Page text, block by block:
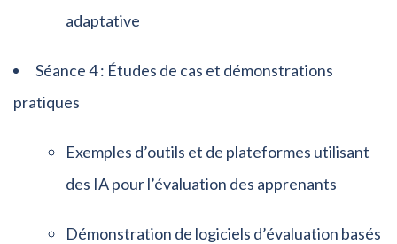
adaptative
Séance 4 : Études de cas et démonstrations
pratiques
Exemples d’outils et de plateformes utilisant
des IA pour l’évaluation des apprenants
Démonstration de logiciels d’évaluation basés